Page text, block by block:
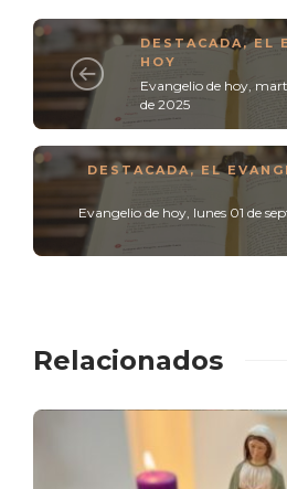
DESTACADA,EL
HOY
Evangelio de hoy,
de 2025
DESTACADA,EL
Evangelio de hoy, lunes 01 de
Relacionados